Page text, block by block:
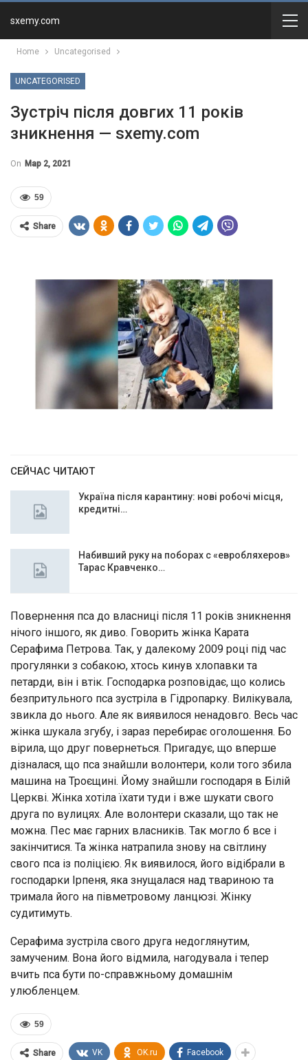
sxemy.com
Home Uncategorised
UNCATEGORISED
Зустріч після довгих 11 років
зникнення — sxemy.com
On Мар 2, 2021
59
Share
СЕЙЧАС ЧИТАЮТ
Україна після карантину: нові робочі місця,
кредитні…
Набивший руку на поборах с «евробляхеров»
Тарас Кравченко…
Повернення пса до власниці після 11 років зникнення
нічого іншого, як диво. Говорить жінка Карата
Серафима Петрова. Так, у далекому 2009 році під час
прогулянки з собакою, хтось кинув хлопавки та
петарди, він і втік. Господарка розповідає, що колись
безпритульного пса зустріла в Гідропарку. Вилікувала,
звикла до нього. Але як виявилося ненадовго. Весь час
жінка шукала згубу, і зараз перебирає оголошення. Бо
вірила, що друг повернеться. Пригадує, що вперше
дізналася, що пса знайшли волонтери, коли того збила
машина на Троєщині. Йому знайшли господаря в Білій
Церкві. Жінка хотіла їхати туди і вже шукати свого
друга по вулицях. Але волонтери сказали, що так не
можна. Пес має гарних власників. Так могло б все і
закінчитися. Та жінка натрапила знову на світлину
свого пса із поліцією. Як виявилося, його відібрали в
господарки Ірпеня, яка знущалася над твариною та
тримала його на півметровому ланцюзі. Жінку
судитимуть.
Серафима зустріла свого друга недоглянутим,
замученим. Вона його відмила, нагодувала і тепер
вчить пса бути по-справжньому домашнім
улюбленцем.
59
Share VK OK.ru Facebook